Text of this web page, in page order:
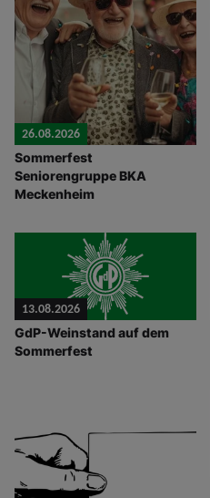
26.08.2026
Sommerfest
Seniorengruppe BKA
Meckenheim
13.08.2026
GdP-Weinstand auf dem
Sommerfest